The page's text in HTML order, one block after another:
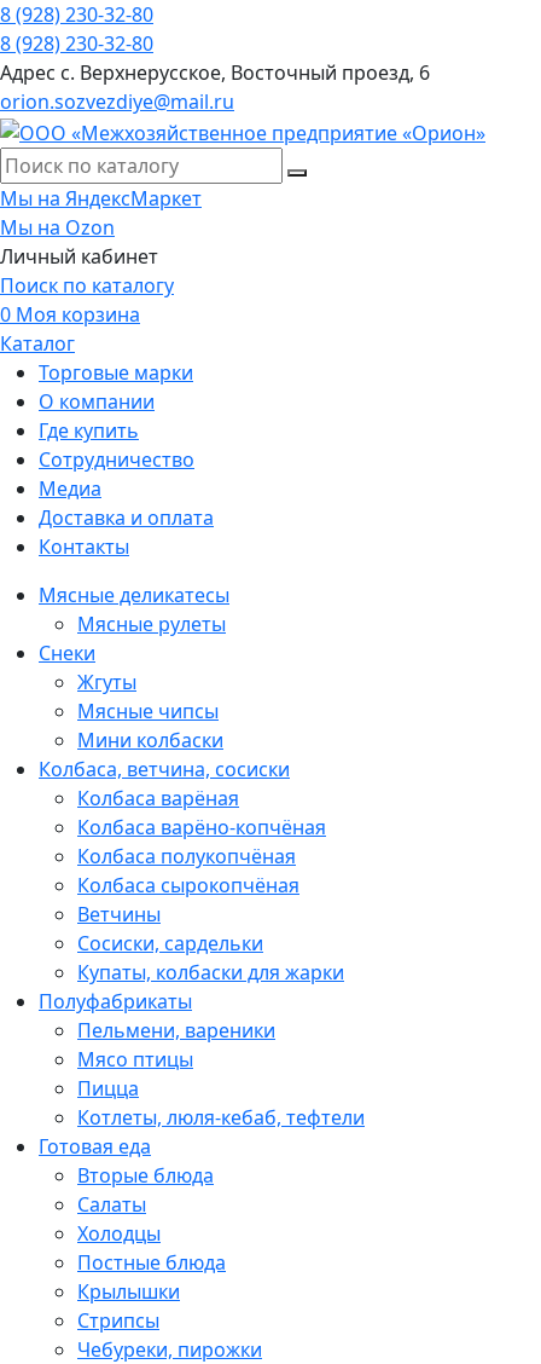
8 (928) 230-32-80
8 (928) 230-32-80
Адрес с. Верхнерусское, Восточный проезд, 6
orion.sozvezdiye@mail.ru
Мы на ЯндексМаркет
Мы на Ozon
Личный кабинет
Поиск по каталогу
0 Моя корзина
Каталог
Торговые марки
О компании
Где купить
Сотрудничество
Медиа
Доставка и оплата
Контакты
Мясные деликатесы
Мясные рулеты
Снеки
Жгуты
Мясные чипсы
Мини колбаски
Колбаса, ветчина, сосиски
Колбаса варёная
Колбаса варёно-копчёная
Колбаса полукопчёная
Колбаса сырокопчёная
Ветчины
Сосиски, сардельки
Купаты, колбаски для жарки
Полуфабрикаты
Пельмени, вареники
Мясо птицы
Пицца
Котлеты, люля-кебаб, тефтели
Готовая еда
Вторые блюда
Салаты
Холодцы
Постные блюда
Крылышки
Стрипсы
Чебуреки, пирожки